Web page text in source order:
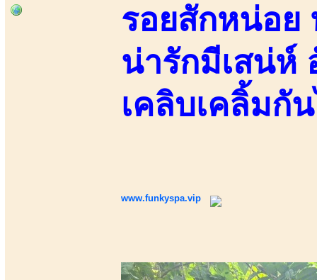
รอยสักหน่อย
น่ารักมีเสน่ห์
เคลิบเคลิ้มกั
www.funkyspa.vip